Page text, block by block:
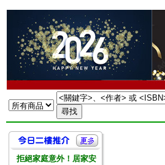
拒絕家庭意外！居家安